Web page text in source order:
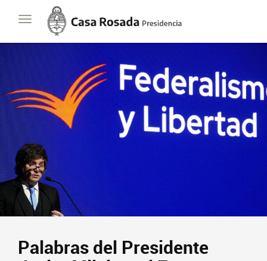
Toggle
navigation
Casa
Rosada
Presidencia
de
Presidencia
Palabras del Presidente